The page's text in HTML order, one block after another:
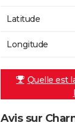
Latitude
Longitude
Quelle est
Avis sur